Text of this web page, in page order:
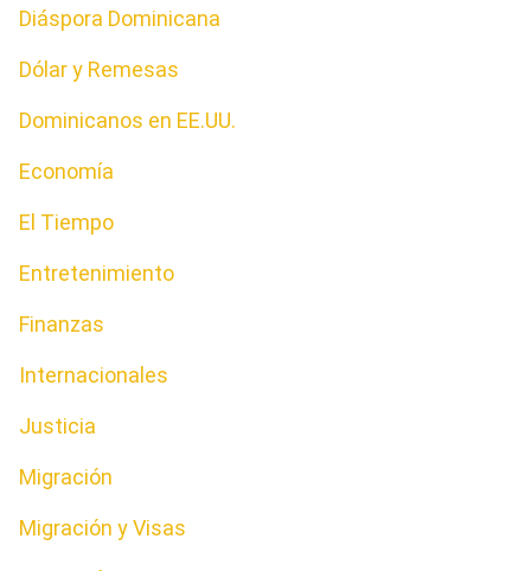
Diáspora Dominicana
Dólar y Remesas
Dominicanos en EE.UU.
Economía
El Tiempo
Entretenimiento
Finanzas
Internacionales
Justicia
Migración
Migración y Visas